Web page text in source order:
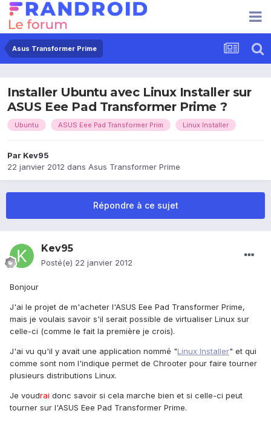
Asus Transformer Prime
Installer Ubuntu avec Linux Installer sur
ASUS Eee Pad Transformer Prime ?
Ubuntu ASUS Eee Pad Transformer Prim Linux Installer
Par Kev95
22 janvier 2012 dans Asus Transformer Prime
Répondre à ce sujet
Kev95
Posté(e) 22 janvier 2012
Bonjour
J'ai le projet de m'acheter l'ASUS Eee Pad Transformer Prime,
mais je voulais savoir s'il serait possible de virtualiser Linux sur
celle-ci (comme le fait la première je crois).
J'ai vu qu'il y avait une application nommé "Linux Installer" et qui
comme sont nom l'indique permet de Chrooter pour faire tourner
plusieurs distributions Linux.
Je voudrai donc savoir si cela marche bien et si celle-ci peut
tourner sur l'ASUS Eee Pad Transformer Prime.